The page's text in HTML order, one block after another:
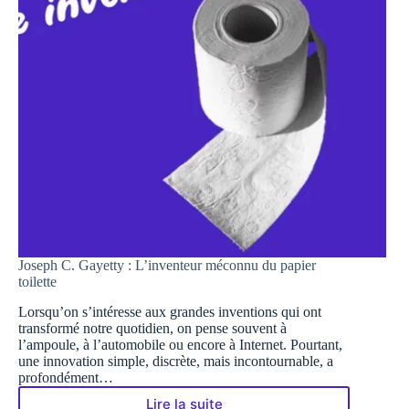
Joseph C. Gayetty : L’inventeur méconnu du papier
toilette
Lorsqu’on s’intéresse aux grandes inventions qui ont
transformé notre quotidien, on pense souvent à
l’ampoule, à l’automobile ou encore à Internet. Pourtant,
une innovation simple, discrète, mais incontournable, a
profondément…
Lire la suite